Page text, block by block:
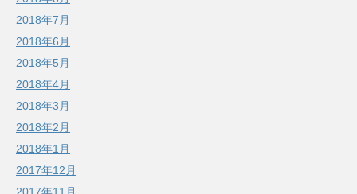
2018年7月
2018年6月
2018年5月
2018年4月
2018年3月
2018年2月
2018年1月
2017年12月